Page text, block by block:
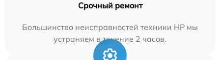
Срочный ремонт
Большинство неисправностей техники HP мы
устраняем в течение 2 часов.